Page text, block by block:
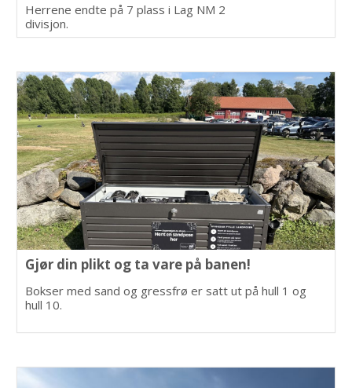
Herrene endte på 7 plass i Lag NM 2
divisjon.
Gjør din plikt og ta vare på banen!
Bokser med sand og gressfrø er satt ut på hull 1 og
hull 10.